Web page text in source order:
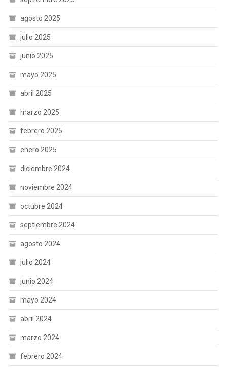
agosto 2025
julio 2025
junio 2025
mayo 2025
abril 2025
marzo 2025
febrero 2025
enero 2025
diciembre 2024
noviembre 2024
octubre 2024
septiembre 2024
agosto 2024
julio 2024
junio 2024
mayo 2024
abril 2024
marzo 2024
febrero 2024